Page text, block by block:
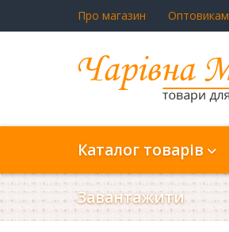
Про магазин Оптовикам
Каталог товарів
Завантажити